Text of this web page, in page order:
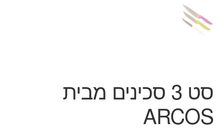
סט 3 סכינים מבית
ARCOS